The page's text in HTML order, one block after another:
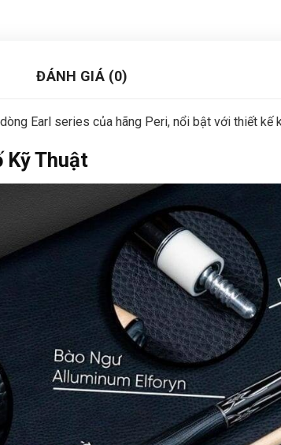
ĐÁNH GIÁ (0)
Earl series của hãng Peri, nổi bật với thiết kế
Kỹ Thuật